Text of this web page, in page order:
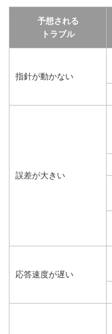
予想される
トラブル
指針が動かない
誤差が大きい
応答速度が遅い